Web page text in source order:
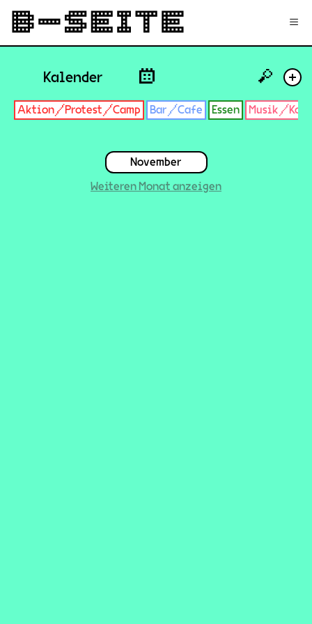
≡
Kalender +
🔎
Aktion/Protest/Camp Bar/Cafe Essen Musik/
November
Weiteren Monat anzeigen